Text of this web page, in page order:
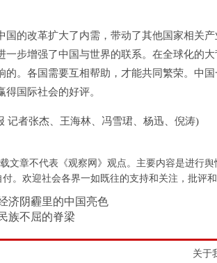
改革扩大了内需，带动了其他国家相关产
一步增强了中国与世界的联系。在全球化的
的。各国需要互相帮助，才能共同繁荣。中
国际社会的好评。
者张杰、王海林、冯雪珺、杨迅、倪涛)
文章不代表《观察网》观点。主要内容是进行
。欢迎社会各界一如既往的支持和关注，批评和
济阴霾里的中国亮色
族不屈的脊梁
关于